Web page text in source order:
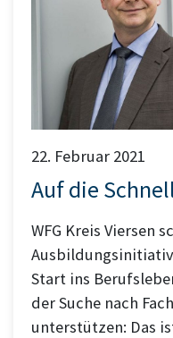
22. Februar 2021
Auf die
WFG Kreis Viersen
Start ins
der Suche nach
unterstützen: Das